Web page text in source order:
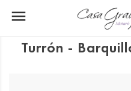

Turrón -